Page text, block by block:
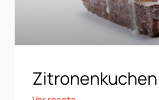
Zitronenkuchen